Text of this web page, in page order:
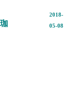
2018-
05-08